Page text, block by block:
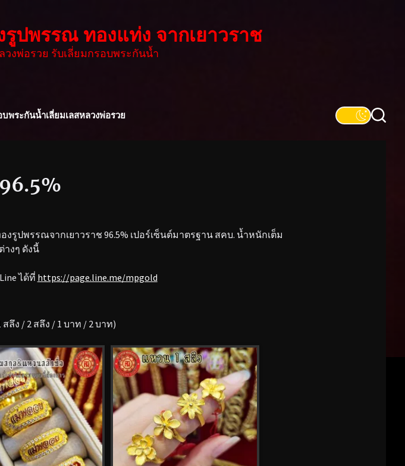
ปพรรณ ทองแท่ง จากเยาวราช
งพ่อรวย รับเลี่ยมกรอบพระกันน้ำ
บพระกันน้ำเลี่ยมเลสหลวงพ่อรวย
รูปพรรณจากเยาวราช 96.5% เปอร์เซ็นต์มาตรฐาน สคบ. น้ำหนักเต็ม
งๆ ดังนี้
ได้ที่ https://page.line.me/mpgold
ลึง / 2 สลึง / 1 บาท / 2 บาท)